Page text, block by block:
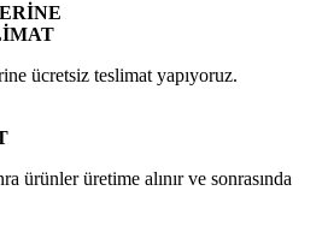
ücretsiz teslimat yapıyoruz.
ürünler üretime alınır ve sonrasında